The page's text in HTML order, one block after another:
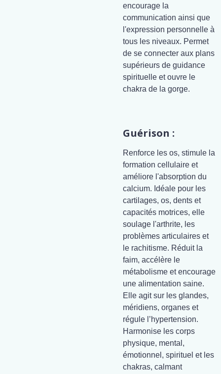
encourage la
communication ainsi que
l'expression personnelle à
tous les niveaux. Permet
de se connecter aux plans
supérieurs de guidance
spirituelle et ouvre le
chakra de la gorge.
Guérison :
Renforce les os, stimule la
formation cellulaire et
améliore l'absorption du
calcium. Idéale pour les
cartilages, os, dents et
capacités motrices, elle
soulage l'arthrite, les
problèmes articulaires et
le rachitisme. Réduit la
faim, accélère le
métabolisme et encourage
une alimentation saine.
Elle agit sur les glandes,
méridiens, organes et
régule l’hypertension.
Harmonise les corps
physique, mental,
émotionnel, spirituel et les
chakras, calmant